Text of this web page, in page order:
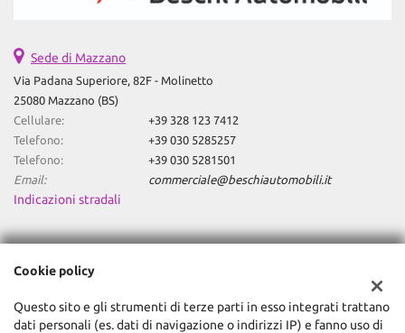
Sede di Mazzano
Via Padana Superiore, 82F - Molinetto
25080 Mazzano (BS)
Cellulare:
+39 328 123 7412
Telefono:
+39 030 5285257
Telefono:
+39 030 5281501
Email:
commerciale@beschiautomobili.it
Indicazioni stradali
Dati fiscali:
Global Trade Srl
Via Machiavelli, 3, Mazzano (BS)
C.F/P.IVA:03474430984
Cookie policy
Questo sito e gli strumenti di terze parti in esso integrati trattano
dati personali (es. dati di navigazione o indirizzi IP) e fanno uso di